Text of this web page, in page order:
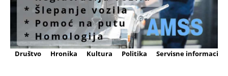
Društvo Hronika Kultura Politika Servisne informacije